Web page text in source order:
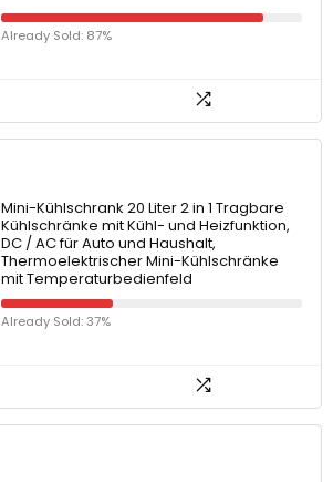
Already Sold: 87%
Mini-Kühlschrank 20 Liter 2 in 1 Tragbare
Kühlschränke mit Kühl- und Heizfunktion,
DC / AC für Auto und Haushalt,
Thermoelektrischer Mini-Kühlschränke
mit Temperaturbedienfeld
Already Sold: 37%